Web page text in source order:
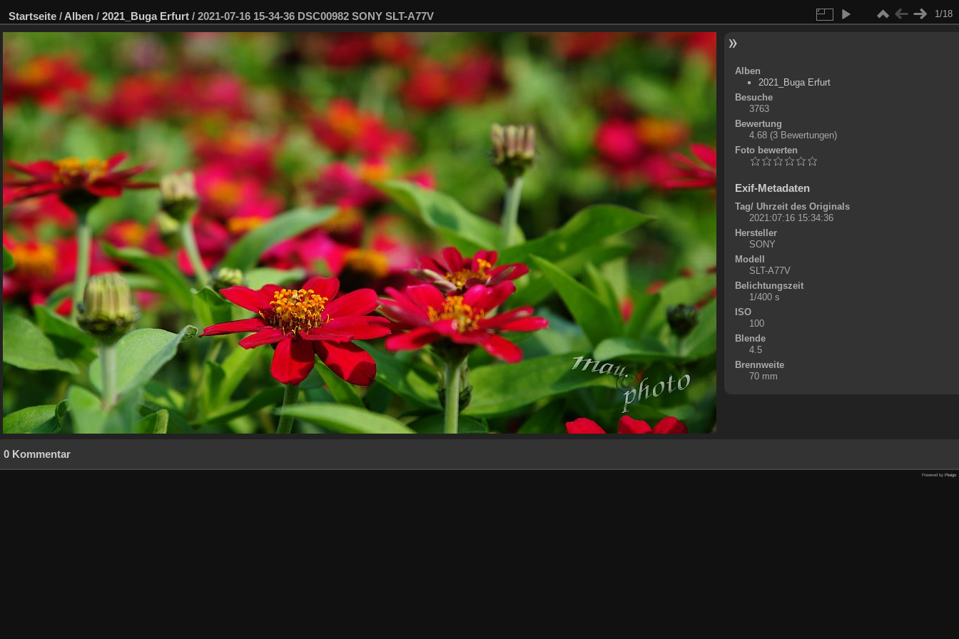
Startseite / Alben / 2021_Buga Erfurt / 2021-07-16 15-34-36 DSC00982 SONY SLT-A77V 1/18
Alben
2021_Buga Erfurt
Besuche
3763
Bewertung
4.68 (3 Bewertungen)
Foto bewerten
Exif-Metadaten
Tag/ Uhrzeit des Originals
2021:07:16 15:34:36
Hersteller
SONY
Modell
SLT-A77V
Belichtungszeit
1/400 s
ISO
100
Blende
4.5
Brennweite
70 mm
0 Kommentar
Powered by Piwigo